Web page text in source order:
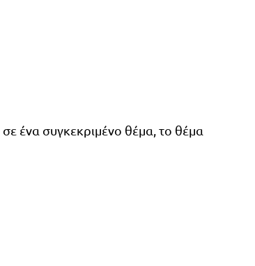
σε ένα συγκεκριμένο θέμα, το θέμα